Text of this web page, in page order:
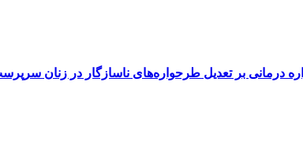
درمانی بر تعدیل طرحواره‌های ناسازگار در زنان